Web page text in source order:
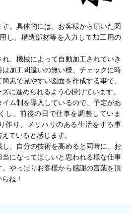
。具体的には、お客様から頂いた図
し、構造部材等を入力して加工用の
、機械によって自動加工されていき
は加工間違いの無い様、チェックに時
素で見やすい図面を作成する事で、
に進められるよう心掛けています。
ム制を導入しているので、予定があ
し、前後の日で仕事を調整していま
作り、メリハリのある生活をする事
ていると感じます。
、自分の技術を高めると同時に、お
になってほしいと思われる様な仕事
やっぱりお客様から感謝の言葉を頂
ね！